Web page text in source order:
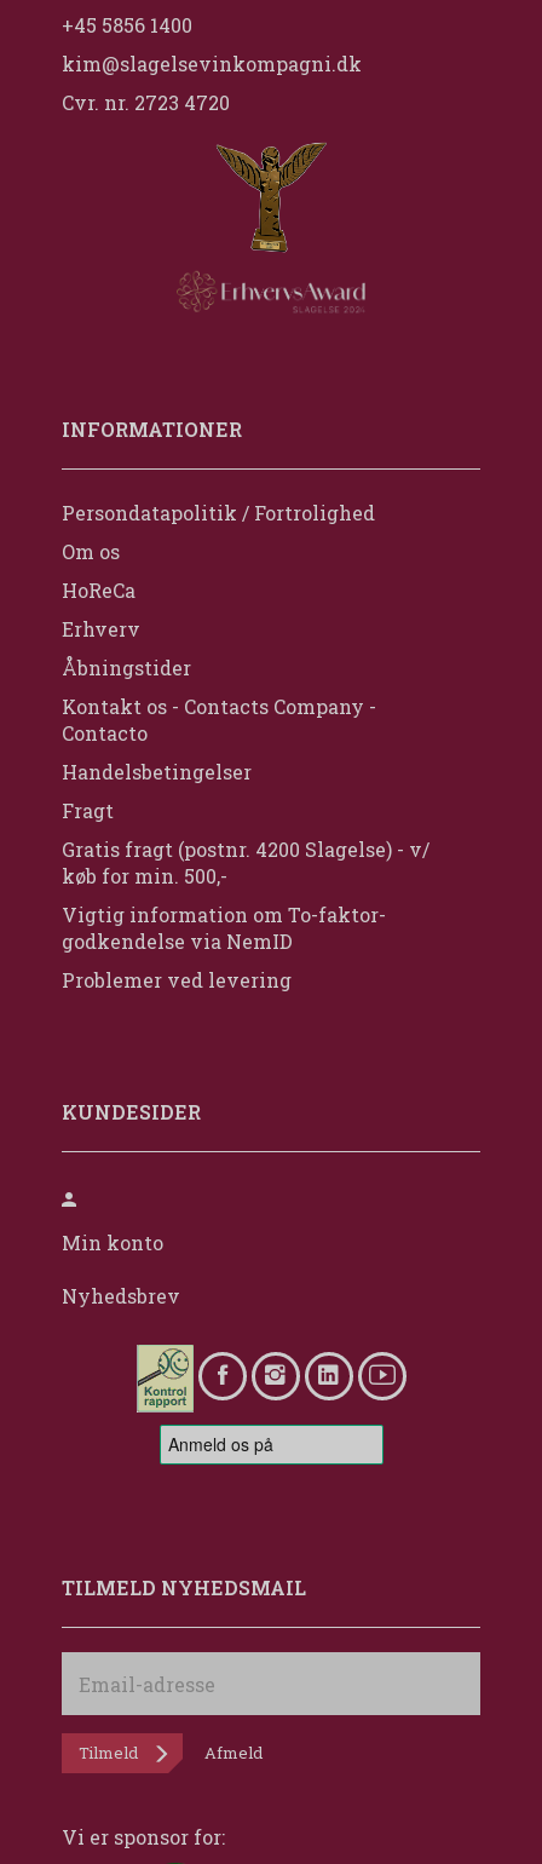
+45 5856 1400
kim@slagelsevinkompagni.dk
Cvr. nr. 2723 4720
INFORMATIONER
Persondatapolitik / Fortrolighed
Om os
HoReCa
Erhverv
Åbningstider
Kontakt os - Contacts Company -
Contacto
Handelsbetingelser
Fragt
Gratis fragt (postnr. 4200 Slagelse) - v/
køb for min. 500,-
Vigtig information om To-faktor-
godkendelse via NemID
Problemer ved levering
KUNDESIDER
Min konto
Nyhedsbrev
TILMELD NYHEDSMAIL
adresse
Tilmeld Afmeld
Vi er sponsor for: